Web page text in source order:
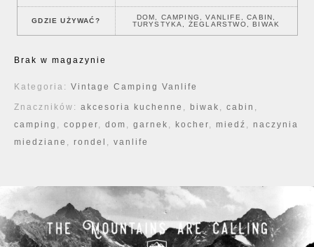
GDZIE UŻYWAĆ?
DOM, CAMPING, VANLIFE, CABIN,
TURYSTYKA, ŻEGLARSTWO, BIWAK
Brak w magazynie
Kategoria: Vintage Camping Vanlife
Znaczników: akcesoria kuchenne , biwak , cabin ,
camping , copper, dom , garnek , kocher, miedź , naczynia
miedziane , rondel , vanlife